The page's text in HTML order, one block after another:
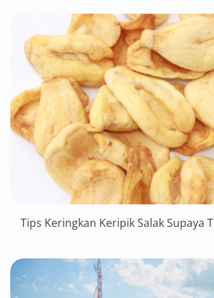
Tips Keringkan Keripik Salak Supaya